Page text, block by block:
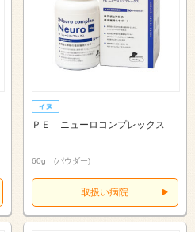
ＰＥ ニューロコンプレックス
60g (パウダー)
取扱い病院